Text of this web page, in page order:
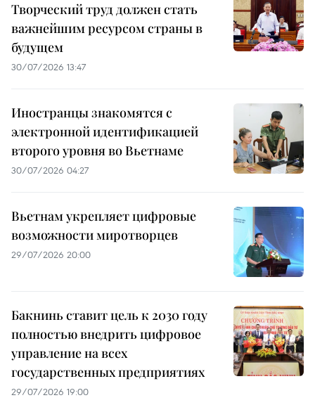
Творческий труд должен стать
важнейшим ресурсом страны в
будущем
30/07/2026 13:47
Иностранцы знакомятся с
электронной идентификацией
второго уровня во Вьетнаме
30/07/2026 04:27
Вьетнам укрепляет цифровые
возможности миротворцев
29/07/2026 20:00
Бакнинь ставит цель к 2030 году
полностью внедрить цифровое
управление на всех
государственных предприятиях
29/07/2026 19:00